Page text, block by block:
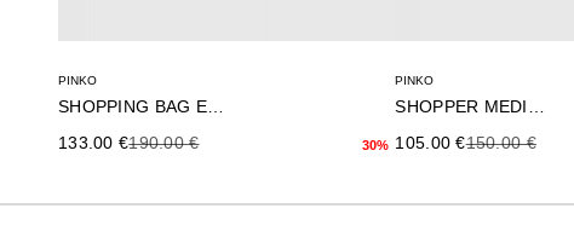
PINKO
SHOPPING BAG EXTRA
Precio de oferta
133.00 €Precio anterior
190.00 € 30%
PINKO
Precio de oferta
105.00 €Precio anterior
150.00 €